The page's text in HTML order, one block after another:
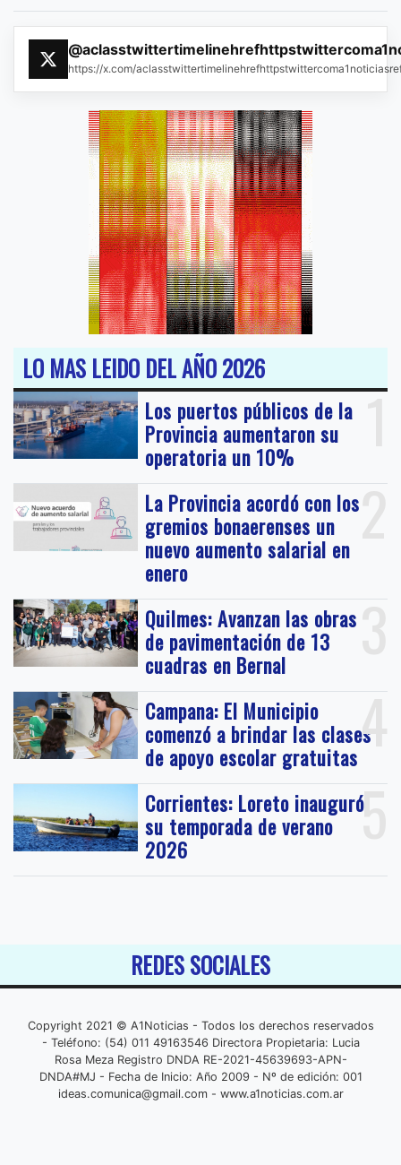
https://x.com/
LO MAS LEIDO DEL AÑO 2026
1
Los puertos públicos de la
Provincia aumentaron su
operatoria un 10%
2
La Provincia acordó con los
gremios bonaerenses un
nuevo aumento salarial en
enero
3
Quilmes: Avanzan las obras
de pavimentación de 13
cuadras en Bernal
4
Campana: El Municipio
comenzó a brindar las clases
de apoyo escolar gratuitas
5
Corrientes: Loreto inauguró
su temporada de verano
2026
REDES SOCIALES
Copyright 2021 © A1Noticias - Todos los derechos reservados
- Teléfono: (54) 011 49163546 Directora Propietaria: Lucia
Rosa Meza Registro DNDA RE-2021-45639693-APN-
DNDA#MJ - Fecha de Inicio: Año 2009 - Nº de edición: 001
ideas.comunica@gmail.com- www.a1noticias.com.ar